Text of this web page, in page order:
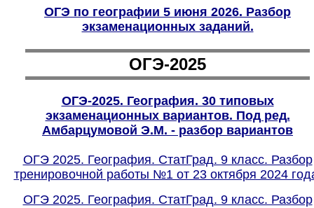
ОГЭ по географии 5 июня 2026. Разбор
экзаменационных заданий.
ОГЭ-2025
ОГЭ-2025. География. 30 типовых
экзаменационных вариантов. Под ред.
Амбарцумовой Э.М. - разбор вариантов
ОГЭ 2025. География. СтатГрад. 9 класс. Разбор
тренировочной работы №1 от 23 октября 2024
ОГЭ 2025. География. СтатГрад. 9 класс. Разбор